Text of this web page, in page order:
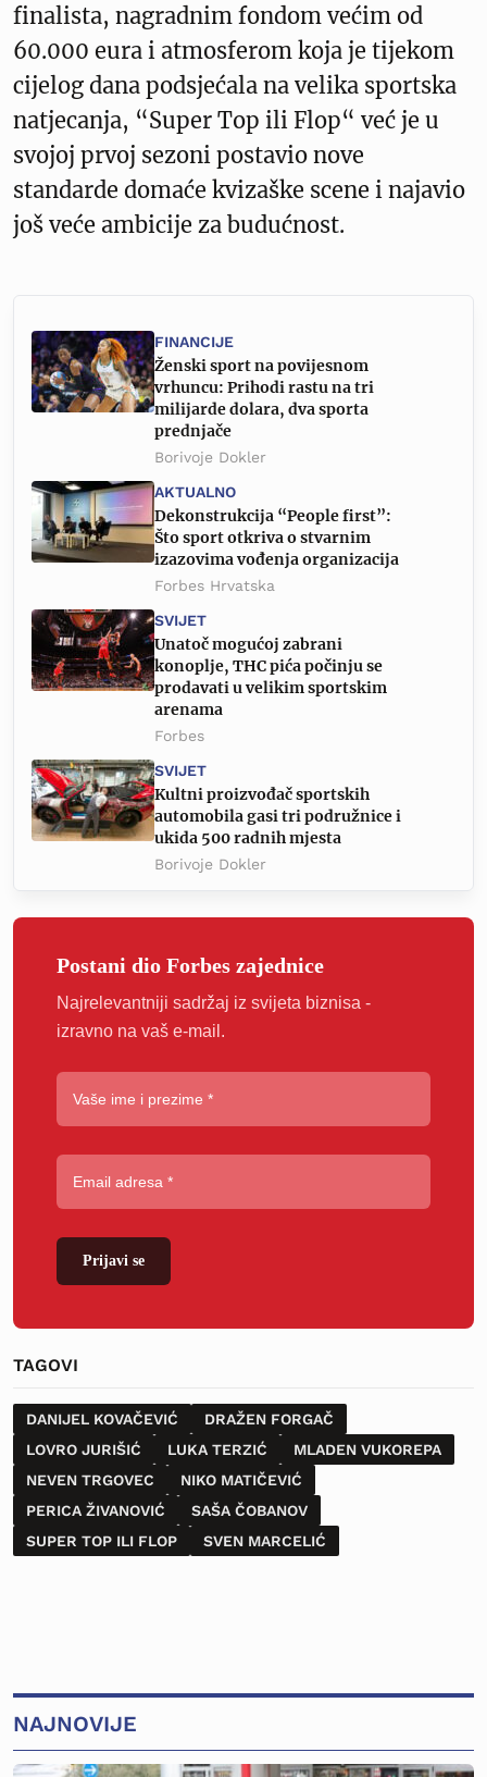
finalista, nagradnim fondom većim od
60.000 eura i atmosferom koja je tijekom
cijelog dana podsjećala na velika sportska
natjecanja, “Super Top ili Flop“ već je u
svojoj prvoj sezoni postavio nove
standarde domaće kvizaške scene i najavio
još veće ambicije za budućnost.
FINANCIJE
Ženski sport na povijesnom
vrhuncu: Prihodi rastu na tri
milijarde dolara, dva sporta
prednjače
Borivoje Dokler
AKTUALNO
Dekonstrukcija “People first”:
Što sport otkriva o stvarnim
izazovima vođenja organizacija
Forbes Hrvatska
SVIJET
Unatoč mogućoj zabrani
konoplje, THC pića počinju se
prodavati u velikim sportskim
arenama
Forbes
SVIJET
Kultni proizvođač sportskih
automobila gasi tri podružnice i
ukida 500 radnih mjesta
Borivoje Dokler
Postani dio Forbes zajednice
Najrelevantniji sadržaj iz svijeta biznisa -
izravno na vaš e-mail.
Prijavi se
TAGOVI
DANIJEL KOVAČEVIĆ
DRAŽEN FORGAČ
LOVRO JURIŠIĆ
LUKA TERZIĆ
MLADEN VUKOREPA
NEVEN TRGOVEC
NIKO MATIČEVIĆ
PERICA ŽIVANOVIĆ
SAŠA ČOBANOV
SUPER TOP ILI FLOP
SVEN MARCELIĆ
NAJNOVIJE